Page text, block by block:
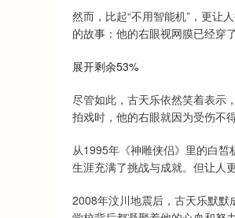
然而，比起“不用智能机”，更让
的故事：他的右眼视网膜已经穿
展开剩余53%
尽管如此，古天乐依然笑着表示
拍戏时，他的右眼就因为受伤不
从1995年《神雕侠侣》里的白
生涯充满了挑战与成就。但让人
2008年汶川地震后，古天乐默